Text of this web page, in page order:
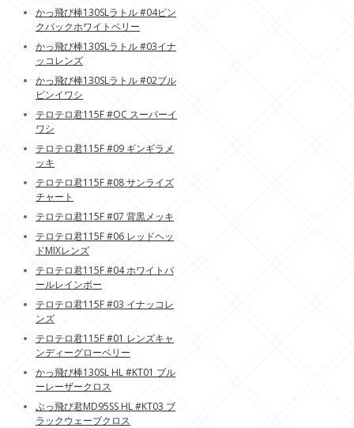
かっ飛び棒130SLラトル #04ピン
クバックホワイトベリー
かっ飛び棒130SLラトル #03イナ
ッコレンズ
かっ飛び棒130SLラトル #02ブル
ピンイワシ
テロテロ君115F #OC スーパーイ
ワシ
テロテロ君115F #09 ギンギラメ
ッキ
テロテロ君115F #08 サンライズ
チャート
テロテロ君115F #07 背黒メッキ
テロテロ君115F #06 レッドヘッ
ドMIXレンズ
テロテロ君115F #04 ホワイトパ
ールレインボー
テロテロ君115F #03 イナッコレ
ンズ
テロテロ君115F #01 レンズキャ
ンディーグローベリー
かっ飛び棒130SL HL #KT01 ブル
ーレーザークロス
ぶっ飛び君MD95SS HL #KT03 ブ
ラックウェーブクロス